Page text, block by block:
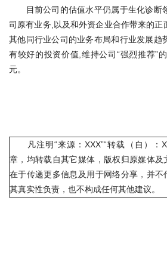
目前公司的估值水平仍属于生化诊断
司原有业务,以及和外资企业合作带来的正
其他同行业公司的业务布局和行业发展趋
有较好的投资价值,维持公司“强烈推荐”
元。
凡注明“来源：XXX”“转载（自）：
章，均转载自其它媒体，版权归原媒体及
在于传递更多信息及用于网络分享，并
其真实性负责，也不构成任何其他建议。